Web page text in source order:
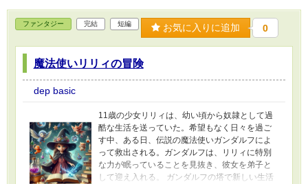
ファンタジー 完結 短編 お気に入りに追加 0
魔法使いリリィの冒険
dep basic
11歳の少女リリィは、幼い頃から奴隷として過
酷な生活を送っていた。希望もなく日々を過ご
す中、ある日、伝説の魔法使いガンダルフによ
って救出される。ガンダルフは、リリィに特別
な力が眠っていることを見抜き、彼女を弟子と
して迎え入れる。 ガンダルフの塔で新しい生活